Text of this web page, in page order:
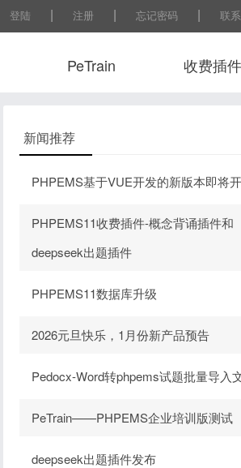
登陆 | 注册 | 忘记密码 | 联
PeTrain 收费插件
新闻推荐
PHPEMS基于VUE开发的新版本即将
PHPEMS11收费插件-概念背诵插件和
deepseek出题插件
PHPEMS11数据库升级
2026元旦快乐，1月份新产品预告
Pedocx-Word转phpems试题批量导入
PeTrain——PHPEMS企业培训版测试
deepseek出题插件发布